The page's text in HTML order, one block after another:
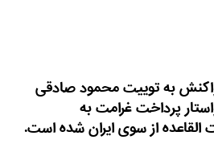
به توییت محمود صادقی
پرداخت غرامت به
از سوی ایران شده است.